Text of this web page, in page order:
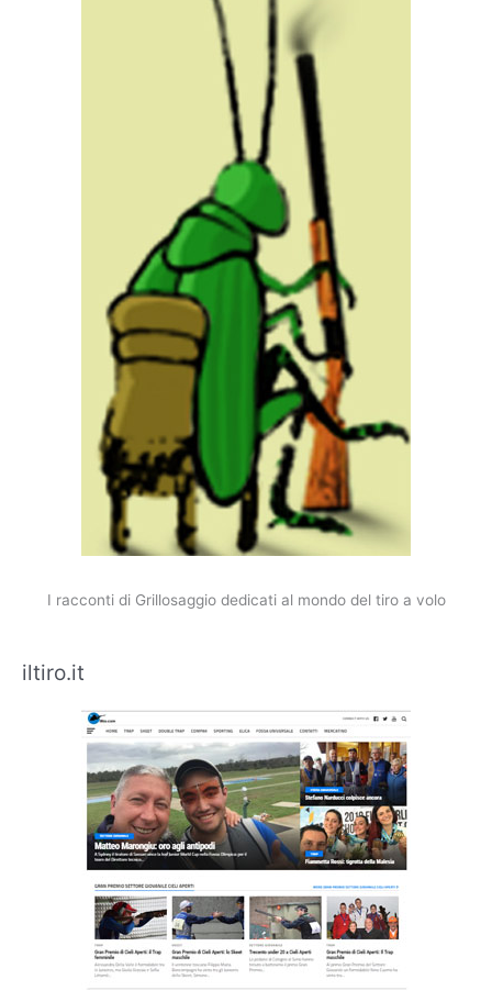
I racconti di Grillosaggio dedicati al mondo del tiro a volo
iltiro.it